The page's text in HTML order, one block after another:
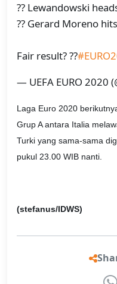
?? Lewandowski
?? Gerard Moreno
Fair result? ??
— UEFA EURO 2020
Laga Euro 2020
Grup A antara Italia
Turki yang sama-sama
pukul 23.00 WIB nanti.
(stefanus/IDWS)